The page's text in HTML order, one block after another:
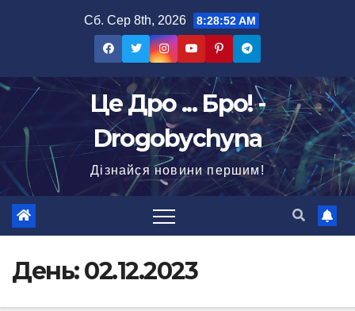
Сб. Сер 8th, 2026 8:28:54 AM
Це Дро ... Бро! -
Drogobychyna
Дізнайся новини першим!
День:02.12.2023